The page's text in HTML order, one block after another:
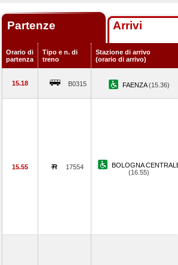
Partenze Arrivi
Orario di
partenza
Tipo e n. di
treno
Stazione di arrivo
(orario di arrivo)
15.18 B0315 FAENZA(15.36)
15.55 17554
BOLOGNA
(16.55)